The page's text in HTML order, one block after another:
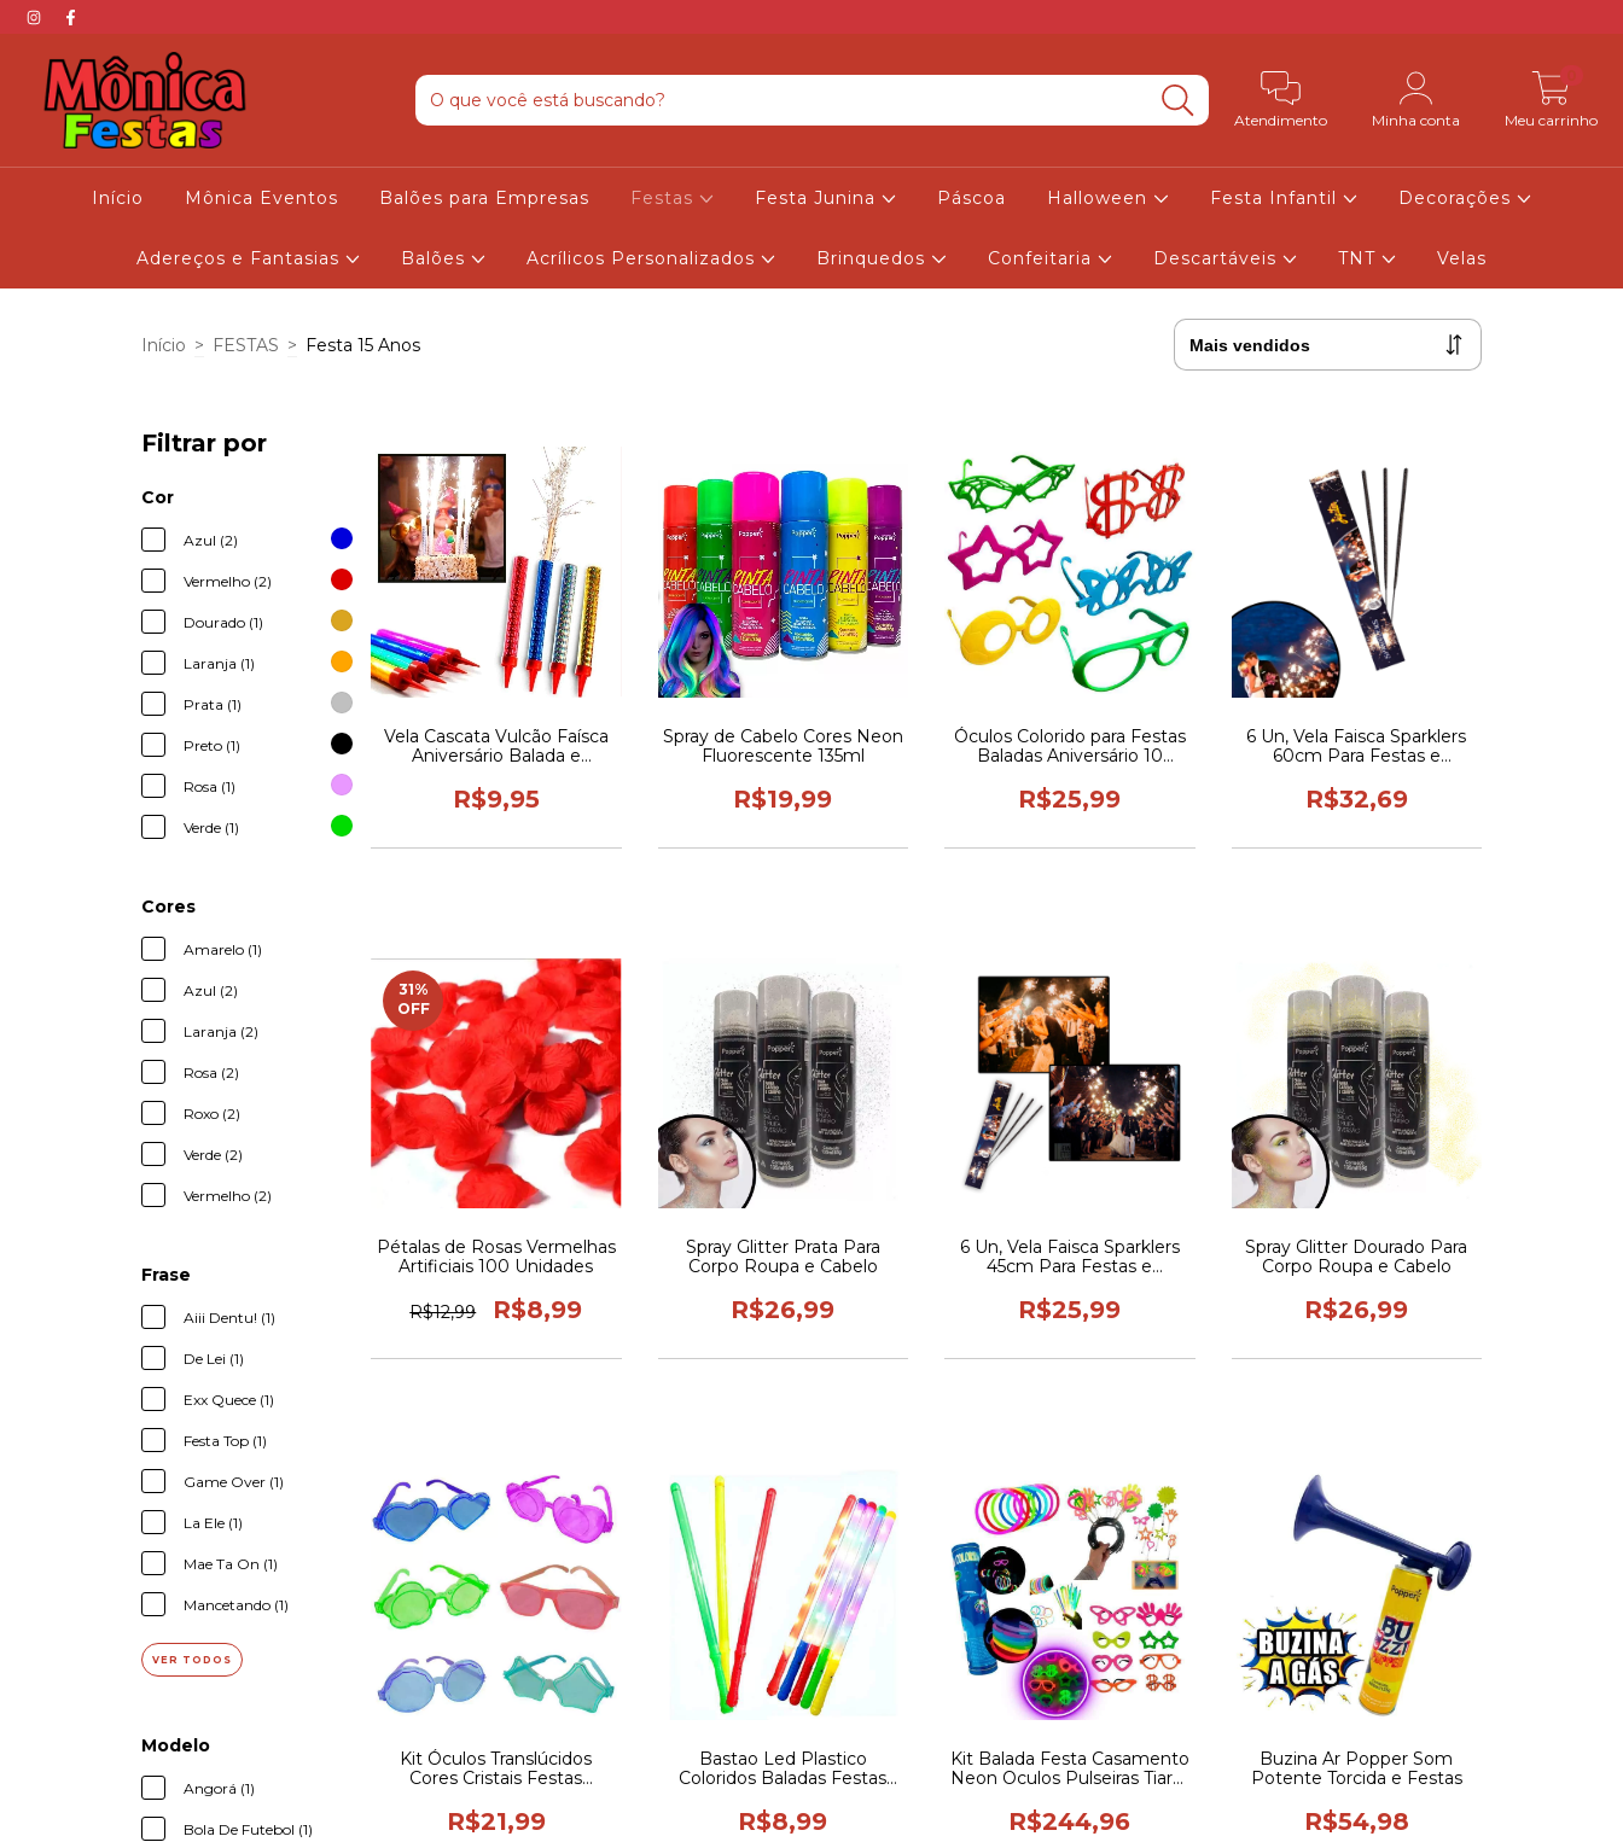
Atendimento Minha conta Meu carrinho
Início Mônica Eventos Balões para Empresas Festas Festa Junina Páscoa Halloween Festa Infantil Decorações
Adereços e Fantasias Balões Acrílicos Personalizados Brinquedos Confeitaria Descartáveis TNT Velas
Início > FESTAS > Festa 15 Anos
Filtrar por
Cor
Azul (2)
Vermelho (2)
Dourado (1)
Laranja (1)
Prata (1)
Preto (1)
Rosa (1)
Verde (1)
Cores
Amarelo (1)
Azul (2)
Laranja (2)
Rosa (2)
Roxo (2)
Verde (2)
Vermelho (2)
Frase
Aiii Dentu! (1)
De Lei (1)
Exx Quece (1)
Festa Top (1)
Game Over (1)
La Ele (1)
Mae Ta On (1)
Mancetando (1)
VER TODOS
Modelo
Angorá (1)
Bola De Futebol (1)
Vela Cascata Vulcão Faísca
Aniversário Balada e
R$9,95
Spray de Cabelo Cores Neon
Fluorescente 135ml
R$19,99
Óculos Colorido para Festas
Baladas Aniversário 10
R$25,99
6 Un, Vela Faisca Sparklers
60cm Para Festas e
R$32,69
31%
OFF
Pétalas de Rosas Vermelhas
Artificiais 100 Unidades
R$12,99 R$8,99
Spray Glitter Prata Para
Corpo Roupa e Cabelo
R$26,99
6 Un, Vela Faisca Sparklers
45cm Para Festas e
R$25,99
Spray Glitter Dourado Para
Corpo Roupa e Cabelo
R$26,99
Kit Óculos Translúcidos
Cores Cristais Festas
Vários Modelos
R$21,99
Bastao Led Plastico
Coloridos Baladas Festas
R$8,99
Kit Balada Festa Casamento
Neon Oculos Pulseiras Tiaras
R$244,96
Buzina Ar Popper Som
Potente Torcida e Festas
R$54,98